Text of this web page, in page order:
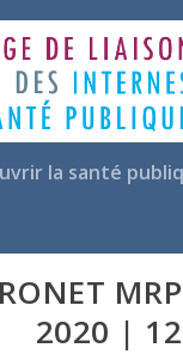
la santé
2020 | 12